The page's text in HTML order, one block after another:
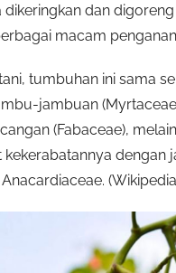
dikeringkan dan
macam
tumbuhan ini sama
jambuan
(Fabaceae),
kekerabatannya dengan